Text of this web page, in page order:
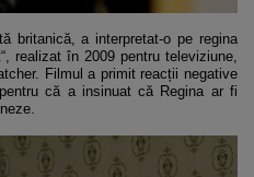
britanică, a interpretat-o pe regina
realizat în 2009 pentru televiziune,
Filmul a primit reacții negative
că a insinuat că Regina ar fi